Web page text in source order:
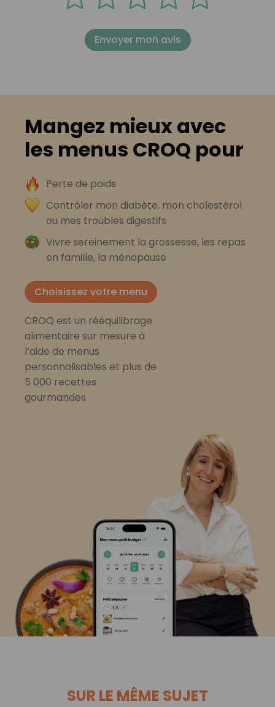
Envoyer mon avis
Mangez mieux avec
les menus CROQ pour
Perte de poids
Contrôler mon diabète, mon cholestérol
ou mes troubles digestifs
Vivre sereinement la grossesse, les repas
en famille, la ménopause
Choisissez votre menu
CROQ est un rééquilibrage
alimentaire sur mesure à
l’aide de menus
personnalisables et plus de
5 000 recettes
gourmandes
SUR LE MÊME SUJET